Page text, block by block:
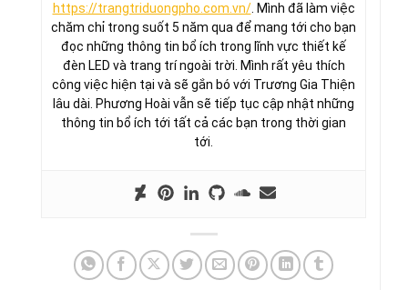
https://trangtriduongpho.com.vn/. Mình đã làm việc
chăm chỉ trong suốt 5 năm qua để mang tới cho bạn
đọc những thông tin bổ ích trong lĩnh vực thiết kế
đèn LED và trang trí ngoài trời. Mình rất yêu thích
công việc hiện tại và sẽ gắn bó với Trương Gia Thiện
lâu dài. Phương Hoài vẫn sẽ tiếp tục cập nhật những
thông tin bổ ích tới tất cả các bạn trong thời gian
tới.